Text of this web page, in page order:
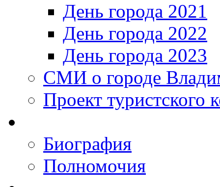
День города 2021
День города 2022
День города 2023
СМИ о городе
Проект туристского
Биография
Полномочия